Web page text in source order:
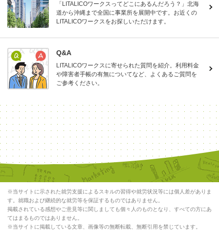
「LITALICOワークスってどこにあるんだろう？」北海
道から沖縄まで全国に事業所を展開中です。お近くの
LITALICOワークスをお探しいただけます。
Q&A
LITALICOワークスに寄せられた質問を紹介。利用料金
や障害者手帳の有無についてなど、よくあるご質問を
ご参考ください。
※当サイトに示された就労支援によるスキルの習得や就労状況等には個人差がありま
す。就職および継続的な就労等を保証するものではありません。
掲載されている感想やご意見等に関しましても個々人のものとなり、すべての方にあ
てはまるものではありません。
※当サイトに掲載している文章、画像等の無断転載、無断引用を禁じています。